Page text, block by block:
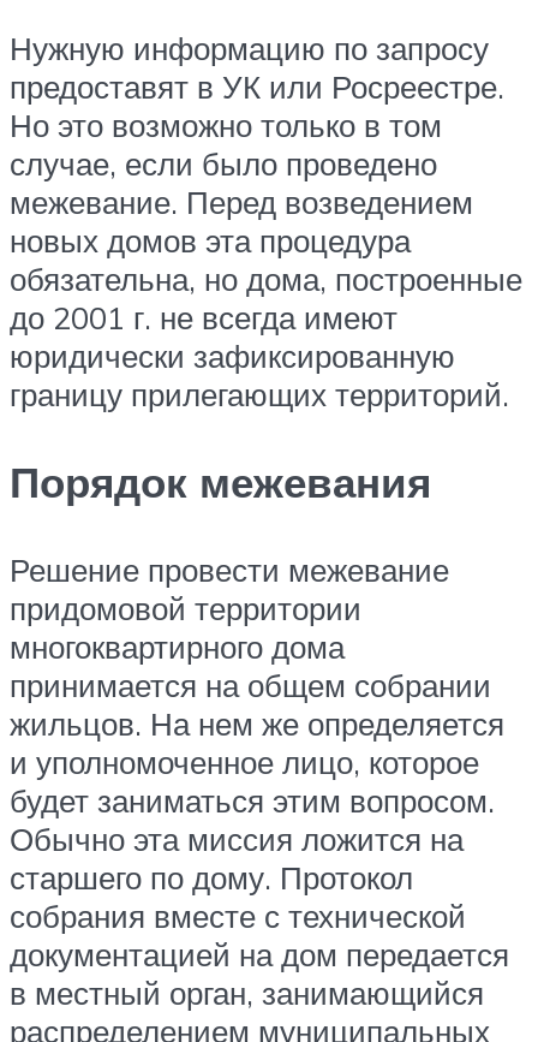
Нужную информацию по запросу
предоставят в УК или Росреестре.
Но это возможно только в том
случае, если было проведено
межевание. Перед возведением
новых домов эта процедура
обязательна, но дома, построенные
до 2001 г. не всегда имеют
юридически зафиксированную
границу прилегающих территорий.
Порядок межевания
Решение провести межевание
придомовой территории
многоквартирного дома
принимается на общем собрании
жильцов. На нем же определяется
и уполномоченное лицо, которое
будет заниматься этим вопросом.
Обычно эта миссия ложится на
старшего по дому. Протокол
собрания вместе с технической
документацией на дом передается
в местный орган, занимающийся
распределением муниципальных